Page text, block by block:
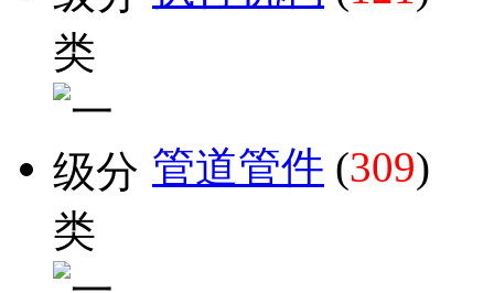
管道管件 (309)